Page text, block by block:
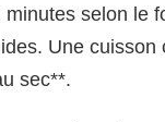
selon le
Une cuisson
sec**.